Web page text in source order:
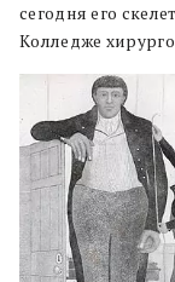
сегодня его
Колледже